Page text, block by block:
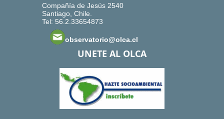
Compañía de Jesús 2540
Santiago, Chile.
Tel: 56.2.33654873
observatorio@olca.cl
UNETE AL OLCA